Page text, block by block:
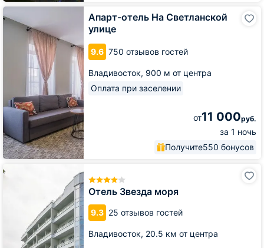
Апарт-отель На Светланской
улице
9.6 750 отзывов гостей
Владивосток, 900 м от центра
Оплата при заселении
от11 000руб.
за 1 ночь
Получите550 бонусов
Апарт-
отель
Светланской
Отель Звезда моря
9.3 25 отзывов гостей
Владивосток, 20.5 км от центра
Отель